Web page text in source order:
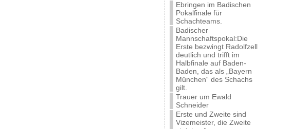
Ebringen im Badischen
Pokalfinale für
Schachteams.
Badischer
Mannschaftspokal:Die
Erste bezwingt Radolfzell
deutlich und trifft im
Halbfinale auf Baden-
Baden, das als „Bayern
München“ des Schachs
gilt.
Trauer um Ewald
Schneider
Erste und Zweite sind
Vizemeister, die Zweite